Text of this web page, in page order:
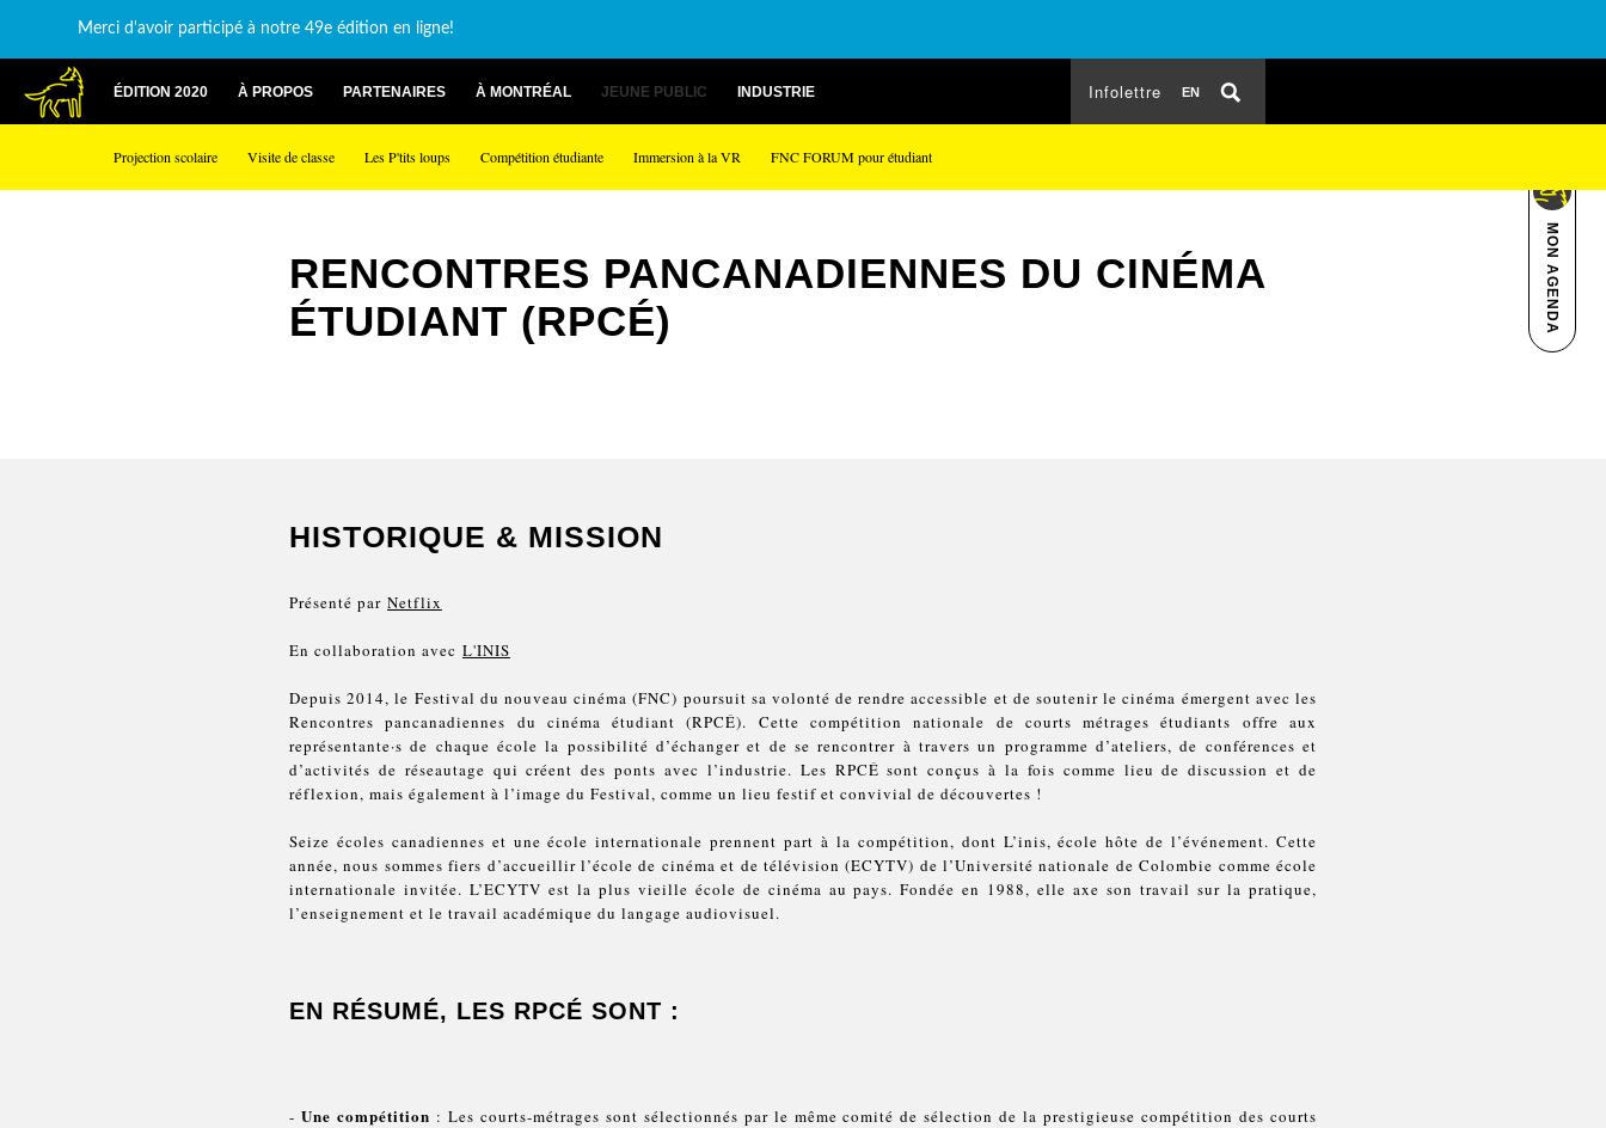
Merci d'avoir participé à notre 49e édition en ligne!
ÉDITION 2020 À PROPOS PARTENAIRES À MONTRÉAL JEUNE PUBLIC
Projection scolaire Visite de classe Les P'tits loups Compétition étudiante Immersion à la VR FNC FORUM pour étudiant
INDUSTRIE EN
Infolettre
MON AGENDA
RENCONTRES PANCANADIENNES DU CINÉMA
ÉTUDIANT (RPCÉ)
HISTORIQUE & MISSION
Présenté par Netflix
En collaboration avec L'INIS
Depuis 2014, le Festival du nouveau cinéma (FNC) poursuit sa volonté de rendre accessible et de soutenir le cinéma émergent avec les
Rencontres pancanadiennes du cinéma étudiant (RPCÉ). Cette compétition nationale de courts métrages étudiants offre aux
représentante·s de chaque école la possibilité d’échanger et de se rencontrer à travers un programme d’ateliers, de conférences et
d’activités de réseautage qui créent des ponts avec l’industrie. Les RPCÉ sont conçus à la fois comme lieu de discussion et de
réflexion, mais également à l’image du Festival, comme un lieu festif et convivial de découvertes !
Seize écoles canadiennes et une école internationale prennent part à la compétition, dont L’inis, école hôte de l’événement. Cette
année, nous sommes fiers d’accueillir l’école de cinéma et de télévision (ECYTV) de l’Université nationale de Colombie comme école
internationale invitée. L’ECYTV est la plus vieille école de cinéma au pays. Fondée en 1988, elle axe son travail sur la pratique,
l’enseignement et le travail académique du langage audiovisuel.
EN RÉSUMÉ, LES RPCÉ SONT :
- Une compétition : Les courts-métrages sont sélectionnés par le même comité de sélection de la prestigieuse compétition des courts